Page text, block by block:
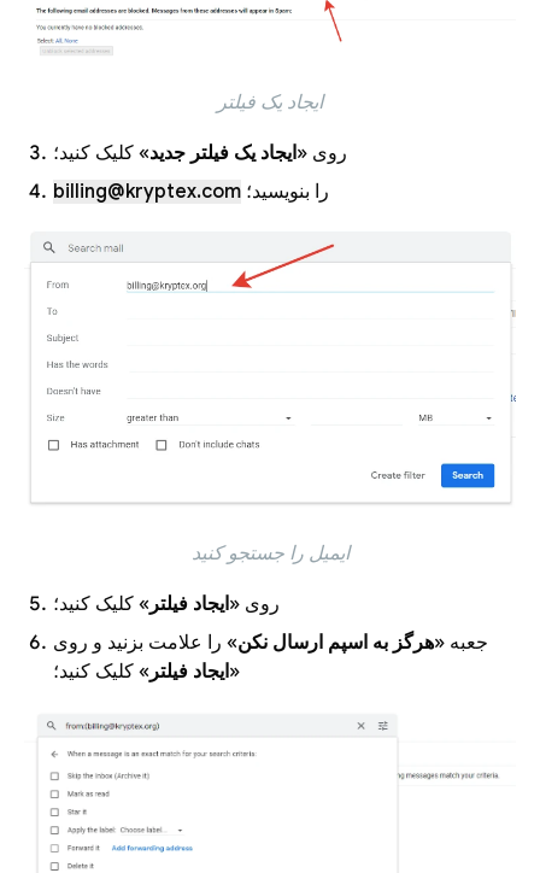
ایجاد یک فیلتر
روی «ایجاد یک فیلتر جدید» کلیک کنید؛
billing@kryptex.com را بنویسید؛
ایمیل را جستجو کنید
روی «ایجاد فیلتر » کلیک کنید؛
جعبه «هرگز به اسپم ارسال نکن» را علامت بزنید و روی
«ایجاد فیلتر » کلیک کنید؛